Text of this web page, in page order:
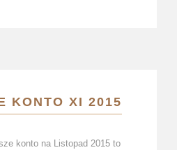
KONTO XI 2015
konto na Listopad 2015 to